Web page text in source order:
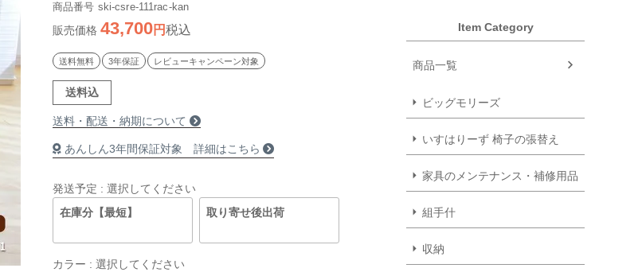
商品番号 ski-csre-111rac-kan
販売価格 43,700 税込
送料無料 3年保証 レビューキャンペーン対象
送料込
送料・配送・納期について
あんしん3年間保証対象 詳細はこちら
発送予定
選択してください
在庫分【最短】
取り寄せ後出荷
カラー
選択してください
Item Category
商品一覧
ビッグモリーズ
いすはりーず 椅子の張替え
家具のメンテナンス・補修用品
組手什
収納